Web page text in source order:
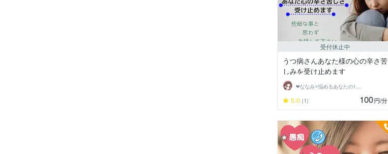
受付休止中
うつ病さんあなた様の心の辛さ苦
しみを受け止めます
5.0 (1) 100円/分